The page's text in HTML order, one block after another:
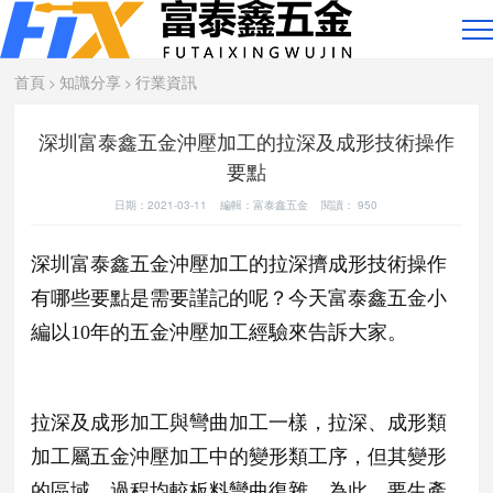
首頁 > 知識分享 >行業資訊
深圳富泰鑫五金沖壓加工的拉深及成形技術操作
要點
日期：2021-03-11 編輯：富泰鑫五金 閱讀：950
深圳富泰鑫五金沖壓加工的拉深擠成形技術操作
有哪些要點是需要謹記的呢？今天富泰鑫五金小
編以10年的五金沖壓加工經驗來告訴大家。
拉深及成形加工與彎曲加工一樣，拉深、成形類
加工屬五金沖壓加工中的變形類工序，但其變形